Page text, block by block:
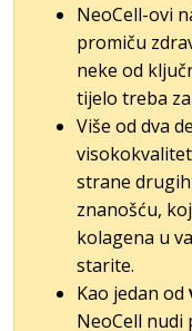
NeoCell-ovi
promiču
neke od
tijelo treba
Više od dva
strane
znanošću,
kolagena u
starite.
Kao jedan od
NeoCell nudi